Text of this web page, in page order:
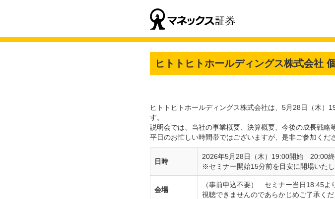
ヒトトヒトホールディングス株式会社
ヒトトヒトホールディングス株式会社は、5月28日（木）
す。
説明会では、当社の事業概要、決算概要、今後の成長戦略
平日のお忙しい時間帯ではございますが、是非ご参加くだ
日時
2026年5月28日（木）19:00開始 20:00
※セミナー開始15分前を目安に開場いた
会場
（事前申込不要） セミナー当日18:45よ
視聴できませんのであらかじめご了承く